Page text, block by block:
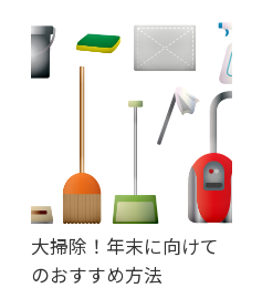
大掃除！年末に向けて
のおすすめ方法